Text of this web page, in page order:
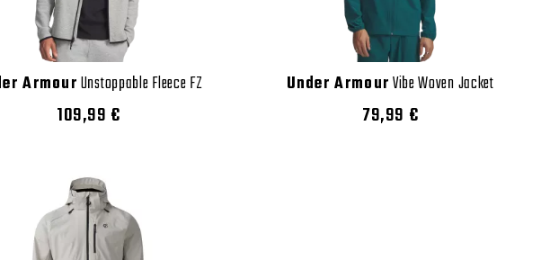
ArmourUnstoppable Fleece FZ
109,99 €
Under ArmourVibe Woven Jacket
79,99 €